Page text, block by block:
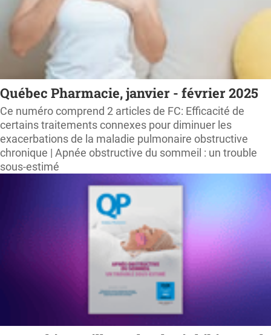
Québec Pharmacie, janvier - février 2025
Ce numéro comprend 2 articles de FC: Efficacité de
certains traitements connexes pour diminuer les
exacerbations de la maladie pulmonaire obstructive
chronique | Apnée obstructive du sommeil : un trouble
sous-estimé